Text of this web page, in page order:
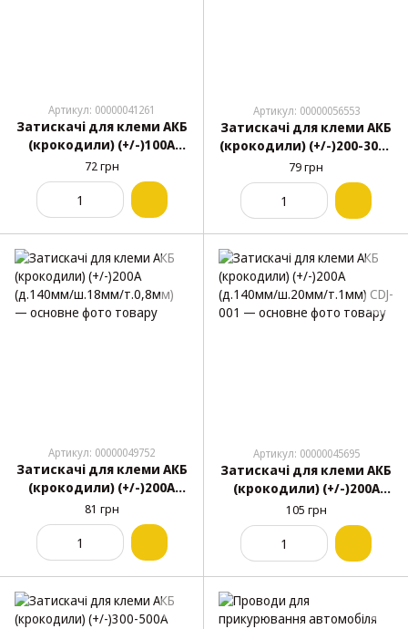
Артикул: 00000041261
Затискачі для клеми АКБ
(крокодили) (+/-)100А
(д.100мм/ш.15мм/
т.0,45мм)
72 грн
Артикул: 00000056553
Затискачі для клеми АКБ
(крокодили) (+/-)200-300А
(д.140мм/ш.18мм/
т.0,4мм) "Elegant" EL 102
79 грн
Артикул: 00000049752
Затискачі для клеми АКБ
(крокодили) (+/-)200А
(д.140мм/ш.18мм/
т.0,8мм)
81 грн
Артикул: 00000045695
Затискачі для клеми АКБ
(крокодили) (+/-)200А
(д.140мм/ш.20мм/т.1мм)
CDJ-001
105 грн